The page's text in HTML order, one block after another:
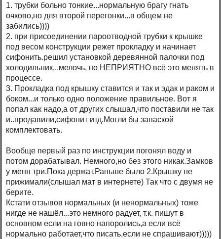
1. трубки больно тонкие...нормальную брагу гнать
очково,но для второй перегонки...в общем не
забились))))
2. при присоединении пароотводной трубки к крышке
под весом конструкции режет прокладку и начинает
сифонить.решил установкой деревянной палочки под
холодильник...мелочь, но НЕПРИЯТНО всё это менять в
процессе.
3. Прокладка под крышку ставится и так и эдак и раком и
боком...и только одно положение правильное. Вот я
попал как надо,а от других слышал,что поставили не так
и..продавили,сифонит итд.Могли бы запаской
комплектовать.
Вообще первый раз по инструкции погонял воду и
потом дорабатывал. Немного,но без этого никак.Замков
у меня три.Пока держат.Раньше было 2.Крышку не
прижимали(слышал мат в интернете) Так что с двумя не
берите.
Кстати отзывов нормальных (и ненормальных) тоже
нигде не нашёл...это немного радует, т.к. пишут в
основном если на говно напоролись,а если всё
нормально работает,что писать,если не спрашивают)))))